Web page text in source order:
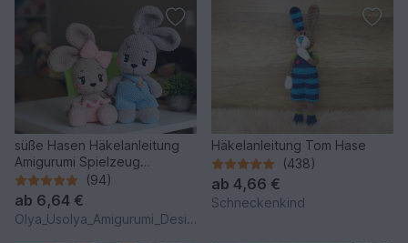
süße Hasen Häkelanleitung
Amigurumi Spielzeug
(Kaninchen) (94)
ab 6,64 €
Olya_Usolya_Amigurumi_Designer
Häkelanleitung Tom Hase
(438)
ab 4,66 €
Schneckenkind